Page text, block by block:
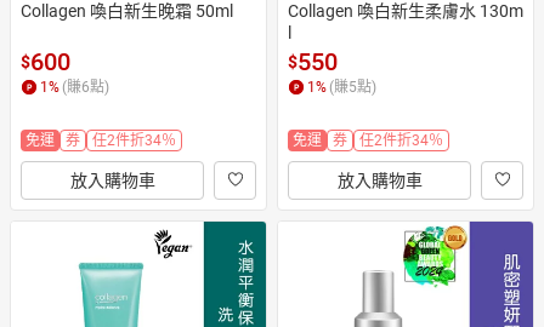
Collagen 喚白新生晚霜 50ml
$600
1% (賺6點)
免運 券 任2件折34％
放入購物車
Collagen 喚白新生柔膚水 130m
$550
1% (賺5點)
免運 券 任2件折34％
放入購物車